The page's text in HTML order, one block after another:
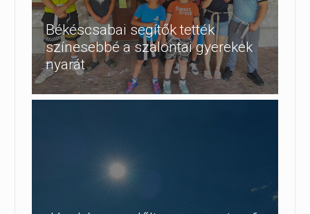
Békéscsabai segítők tették
színesebbé a szalontai gyerekek
nyarát